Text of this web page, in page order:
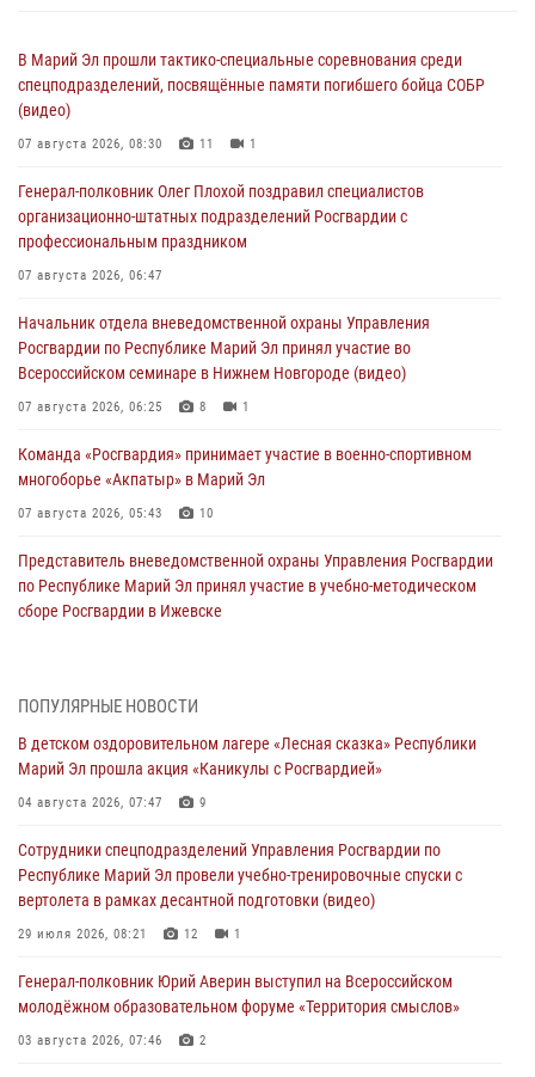
В Марий Эл прошли тактико-специальные соревнования среди
спецподразделений, посвящённые памяти погибшего бойца СОБР
(видео)
07 августа 2026, 08:30 11 1
Генерал-полковник Олег Плохой поздравил специалистов
организационно-штатных подразделений Росгвардии с
профессиональным праздником
07 августа 2026, 06:47
Начальник отдела вневедомственной охраны Управления
Росгвардии по Республике Марий Эл принял участие во
Всероссийском семинаре в Нижнем Новгороде (видео)
07 августа 2026, 06:25 8 1
Команда «Росгвардия» принимает участие в военно-спортивном
многоборье «Акпатыр» в Марий Эл
07 августа 2026, 05:43 10
Представитель вневедомственной охраны Управления Росгвардии
по Республике Марий Эл принял участие в учебно-методическом
сборе Росгвардии в Ижевске
провели более 90 проверок мест хранения гражданского оружия
06 августа 2026, 08:00
В Марий Эл сотрудники вневедомственной охраны Росгвардии за
05 августа 2026, 09:44
В Марий Эл для сотрудников Росгвардии прошло занятие,
посвящённое памяти генерала армии Ивана Кирилловича Яковлева
В детском оздоровительном лагере «Лесная сказка» Республики
Марий Эл прошла акция «Каникулы с Росгвардией»
ПОПУЛЯРНЫЕ НОВОСТИ
В детском оздоровительном лагере «Лесная сказка» Республики
Марий Эл прошла акция «Каникулы с Росгвардией»
04 августа 2026, 07:47 9
Сотрудники спецподразделений Управления Росгвардии по
Республике Марий Эл провели учебно-тренировочные спуски с
вертолета в рамках десантной подготовки (видео)
29 июля 2026, 08:21 12 1
Генерал-полковник Юрий Аверин выступил на Всероссийском
молодёжном образовательном форуме «Территория смыслов»
03 августа 2026, 07:46 2